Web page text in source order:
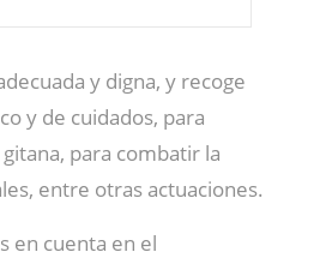
y digna, y recoge
y de cuidados, para
para combatir la
entre otras actuaciones.
en cuenta en el